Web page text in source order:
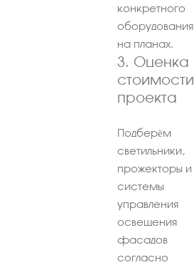
конкретного
оборудования
на планах.
3. Оценка
стоимости
проекта
Подберём
светильники,
прожекторы и
системы
управления
освещения
фасадов
согласно